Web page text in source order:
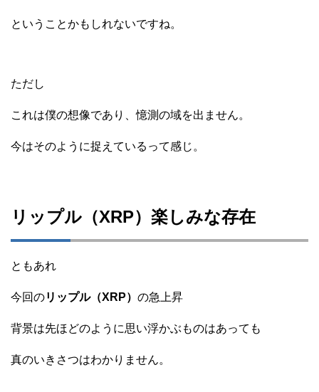
ということかもしれないですね。
ただし
これは僕の想像であり、憶測の域を出ません。
今はそのように捉えているって感じ。
リップル（XRP）楽しみな存在
ともあれ
今回のリップル（XRP） の急上昇
背景は先ほどのように思い浮かぶものはあっても
真のいきさつはわかりません。